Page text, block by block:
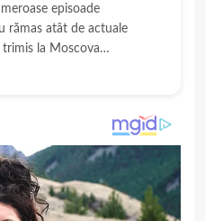
episoade
rămas atât de actuale
trimis la Moscova…